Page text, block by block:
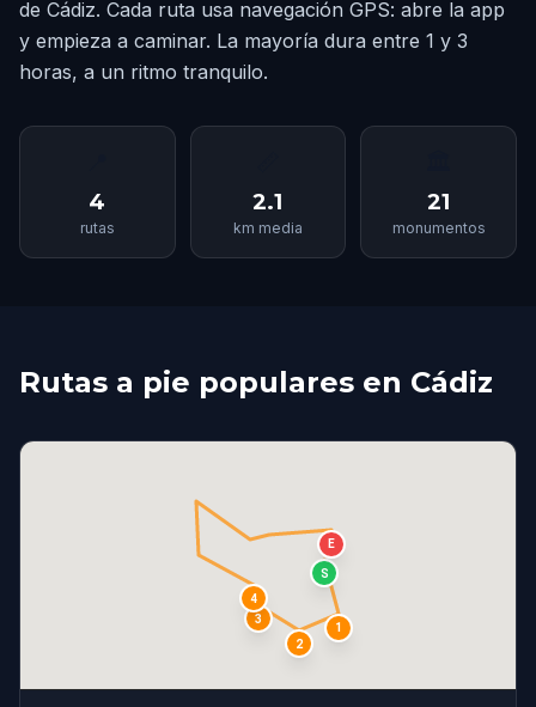
de Cádiz. Cada ruta usa navegación GPS: abre la app
y empieza a caminar. La mayoría dura entre 1 y 3
horas, a un ritmo tranquilo.
4
rutas
2.1
km media
21
monumentos
Rutas a pie populares en Cádiz
S
1
2
3
4
E